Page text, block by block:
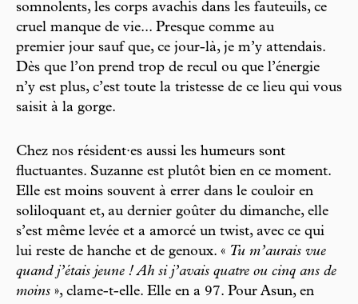
somnolents, les corps avachis dans les fauteuils, ce
cruel manque de vie... Presque comme au
premier jour sauf que, ce jour-là, je m’y attendais.
Dès que l’on prend trop de recul ou que l’énergie
n’y est plus, c’est toute la tristesse de ce lieu qui vous
saisit à la gorge.
Chez nos résident·es aussi les humeurs sont
fluctuantes. Suzanne est plutôt bien en ce moment.
Elle est moins souvent à errer dans le couloir en
soliloquant et, au dernier goûter du dimanche, elle
s’est même levée et a amorcé un twist, avec ce qui
lui reste de hanche et de genoux. « Tu m’aurais vue
quand j’étais jeune ! Ah si j’avais quatre ou cinq ans de
moins », clame-t-elle. Elle en a 97. Pour Asun, en